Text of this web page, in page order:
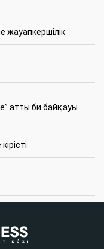
жауапкершілік
атты би байқауы